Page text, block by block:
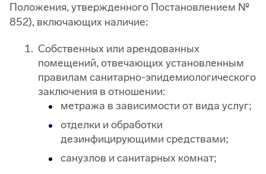
Положения, утвержденного Постановлением №
852), включающих наличие:
Собственных или арендованных
помещений, отвечающих установленным
правилам санитарно-эпидемиологического
заключения в отношении:
метража в зависимости от вида услуг;
отделки и обработки
дезинфицирующими средствами;
санузлов и санитарных комнат;